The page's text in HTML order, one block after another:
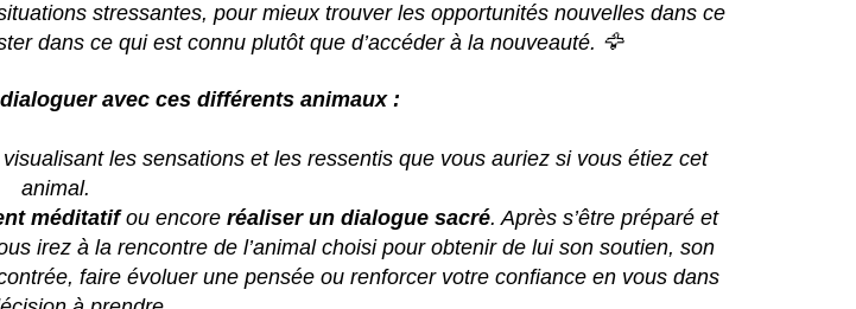
stressantes, pour mieux trouver les opportunités nouvelles dans ce
dans ce qui est connu plutôt que d’accéder à la nouveauté. 🦅
avec ces différents animaux :
les sensations et les ressentis que vous auriez si vous étiez cet
animal.
méditatifou encore réaliser un dialogue sacré. Après s’être préparé et
irez à la rencontre de l’animal choisi pour obtenir de lui son soutien, son
faire évoluer une pensée ou renforcer votre confiance en vous dans